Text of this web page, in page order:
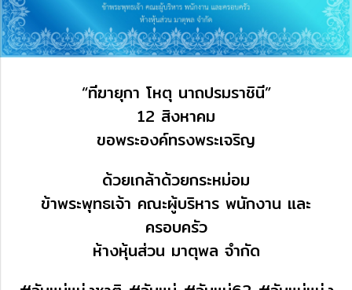
“ทีฆายุกา โหตุ นาถปรมราชินี”
12 สิงหาคม
ขอพระองค์ทรงพระเจริญ
ด้วยเกล้าด้วยกระหม่อม
ข้าพระพุทธเจ้า คณะผู้บริหาร พนักงาน และ
ครอบครัว
ห้างหุ้นส่วน มาตุพล จำกัด